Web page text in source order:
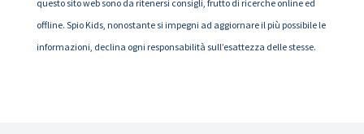
questo sito web sono da ritenersi consigli, frutto di ricerche online ed
offline. Spio Kids, nonostante si impegni ad aggiornare il più possibile le
informazioni, declina ogni responsabilità sull’esattezza delle stesse.